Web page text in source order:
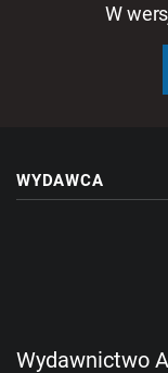
W
WYDAWCA
Wydawnictwo